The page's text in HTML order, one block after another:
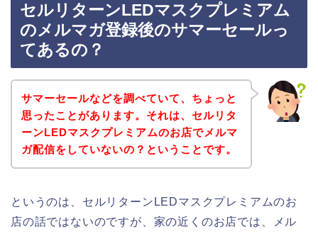
セルリターンLEDマスクプレミアム
のメルマガ登録後のサマーセールっ
てあるの？
サマーセールなどを調べていて、ちょっと
思ったことがあります。それは、セルリタ
ーンLEDマスクプレミアムのお店でメルマ
ガ配信をしていないの？ということです。
というのは、セルリターンLEDマスクプレミアムのお
店の話ではないのですが、家の近くのお店では、メル